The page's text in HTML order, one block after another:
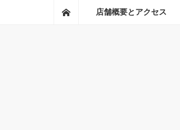
ホーム店舗概要とアクセス